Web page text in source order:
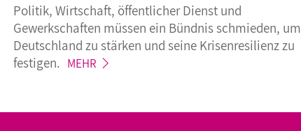
Politik, Wirtschaft, öffentlicher Dienst und
Gewerkschaften müssen ein Bündnis schmieden, um
Deutschland zu stärken und seine Krisenresilienz zu
festigen. MEHR